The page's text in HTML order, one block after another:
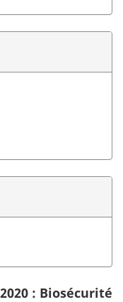
: Biosécurité